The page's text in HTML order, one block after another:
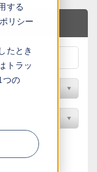
する
リシー
たとき
トラッ
つの